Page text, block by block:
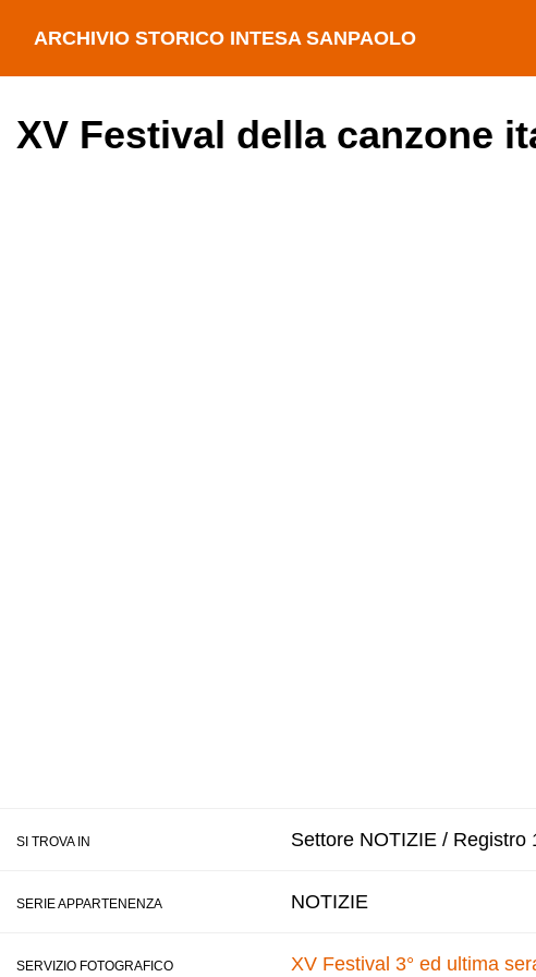
ARCHIVIO STORICO INTESA SANPAOLO
XV Festival della canzone
SI TROVA IN Settore NOTIZIE / Registro
SERIE APPARTENENZA NOTIZIE
SERVIZIO FOTOGRAFICO XV Festival 3° ed ultima